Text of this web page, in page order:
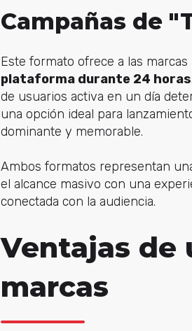
Campañas de
Este formato ofrece a las
plataforma durante 24 horas
de usuarios activa en un día
una opción ideal para
dominante y memorable.
Ambos formatos representan
el alcance masivo con una
conectada con la audiencia.
Ventajas de
marcas